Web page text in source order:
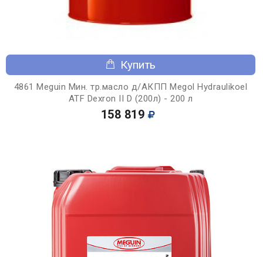
Купить
4861 Meguin Мин. тр.масло д/АКПП Megol Hydraulikoel
ATF Dexron II D (200л) - 200 л
158 819